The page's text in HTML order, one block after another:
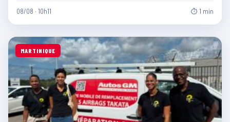
08/08 · 10h11 ⏱ 1 min
MARTINIQUE